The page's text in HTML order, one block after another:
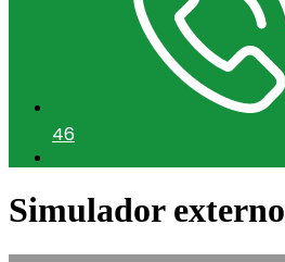
46
Simulador externo